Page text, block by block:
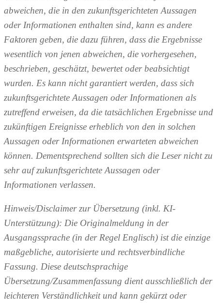
abweichen, die in den zukunftsgerichteten Aussagen
oder Informationen enthalten sind, kann es andere
Faktoren geben, die dazu führen, dass die Ergebnisse
wesentlich von jenen abweichen, die vorhergesehen,
beschrieben, geschätzt, bewertet oder beabsichtigt
wurden. Es kann nicht garantiert werden, dass sich
zukunftsgerichtete Aussagen oder Informationen als
zutreffend erweisen, da die tatsächlichen Ergebnisse und
zukünftigen Ereignisse erheblich von den in solchen
Aussagen oder Informationen erwarteten abweichen
können. Dementsprechend sollten sich die Leser nicht zu
sehr auf zukunftsgerichtete Aussagen oder
Informationen verlassen.
Hinweis/Disclaimer zur Übersetzung (inkl. KI-
Unterstützung): Die Originalmeldung in der
Ausgangssprache (in der Regel Englisch) ist die einzige
maßgebliche, autorisierte und rechtsverbindliche
Fassung. Diese deutschsprachige
Übersetzung/Zusammenfassung dient ausschließlich der
leichteren Verständlichkeit und kann gekürzt oder